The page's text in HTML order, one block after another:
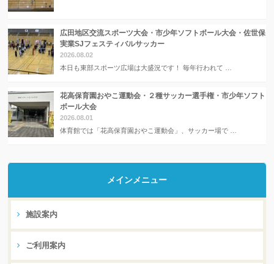
広田地区交流スポーツ大会・市少年ソフトボール大会・佐世保
実業SJフェスティバルサッカー
2026.08.02
本日も東部スポーツ広場は大盛況です！ 毎年行われて …
花高保育園おやこ運動会・２種サッカー選手権・市少年ソフト
ボール大会
2026.08.01
体育館では「花高保育園おやこ運動会」、サッカー場で …
メインメニュー
施設案内
ご利用案内